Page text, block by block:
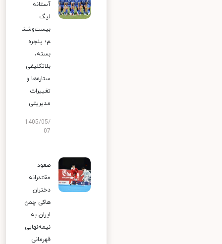
آستانه
لیگ
بیست‌وشش
م؛ پنجره
بسته،
بلاتکلیفی
ستاره‌ها و
تغییرات
مدیریتی
1405/05/
07
صعود
مقتدرانه
دختران
هاکی چمن
ایران به
نیمه‌نهایی
قهرمانی